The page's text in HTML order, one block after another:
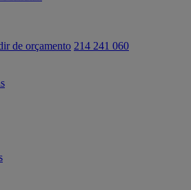
de orçamento 214 241 060